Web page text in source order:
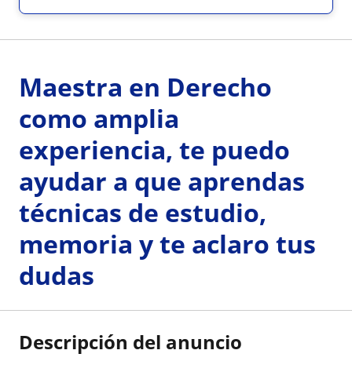
Maestra en Derecho
como amplia
experiencia, te puedo
ayudar a que aprendas
técnicas de estudio,
memoria y te aclaro tus
dudas
Descripción del anuncio